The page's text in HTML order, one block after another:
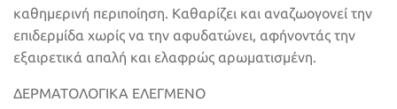
καθημερινή περιποίηση. Καθαρίζει και αναζωογονεί την
επιδερμίδα χωρίς να την αφυδατώνει, αφήνοντάς την
εξαιρετικά απαλή και ελαφρώς αρωματισμένη.
ΔΕΡΜΑΤΟΛΟΓΙΚΑ ΕΛΕΓΜΕΝΟ